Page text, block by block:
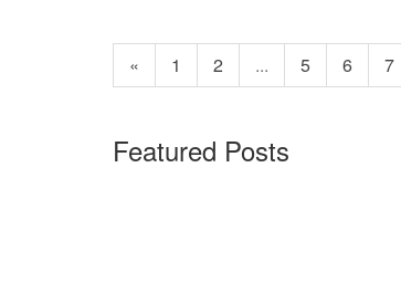
« 1 2 ... 5 6 7
Featured Posts